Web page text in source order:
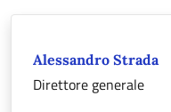
Alessandro Strada
Direttore generale